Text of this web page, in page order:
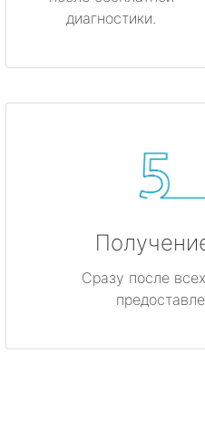
диагностики.
Сразу после